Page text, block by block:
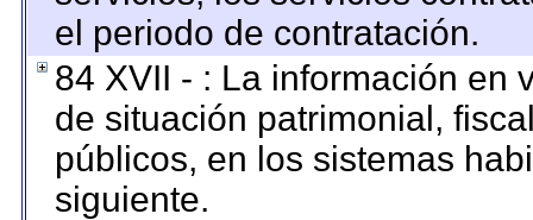
el periodo de contratación.
84 XVII - : La información en
de situación patrimonial,
públicos, en los sistemas
siguiente.